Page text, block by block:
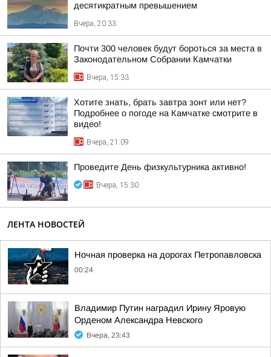
десятикратным превышением
Вчера, 20:33
Почти 300 человек будут бороться за места в
Законодательном Собрании Камчатки
Вчера, 15:33
Хотите знать, брать завтра зонт или нет?
Подробнее о погоде на Камчатке смотрите в
видео!
Вчера, 21:09
Проведите День физкультурника активно!
Вчера, 15:30
ЛЕНТА НОВОСТЕЙ
Ночная проверка на дорогах Петропавловска
00:24
Владимир Путин наградил Ирину Яровую
Орденом Александра Невского
Вчера, 23:43